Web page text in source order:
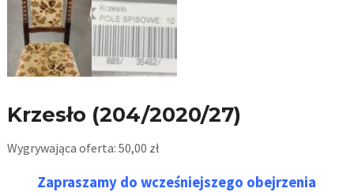
Krzesło (204/2020/27)
Wygrywająca oferta: 50,00 zł
Zapraszamy do wcześniejszego obejrzenia